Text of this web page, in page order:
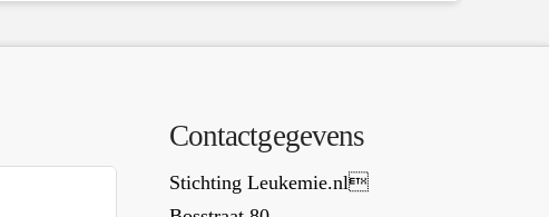
Contactgegevens
Stichting Leukemie.nl